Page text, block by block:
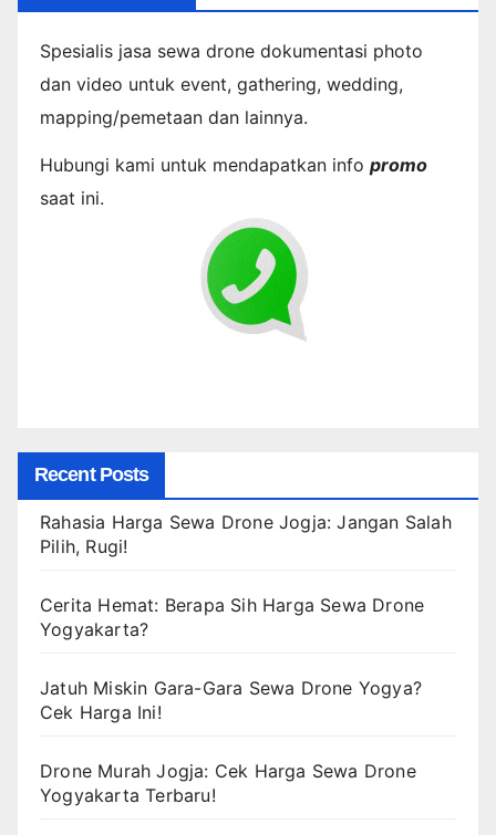
Spesialis jasa sewa drone dokumentasi photo
dan video untuk event, gathering, wedding,
mapping/pemetaan dan lainnya.
Hubungi kami untuk mendapatkan info promo
saat ini.
Recent Posts
Rahasia Harga Sewa Drone Jogja: Jangan Salah
Pilih, Rugi!
Cerita Hemat: Berapa Sih Harga Sewa Drone
Yogyakarta?
Jatuh Miskin Gara-Gara Sewa Drone Yogya?
Cek Harga Ini!
Drone Murah Jogja: Cek Harga Sewa Drone
Yogyakarta Terbaru!